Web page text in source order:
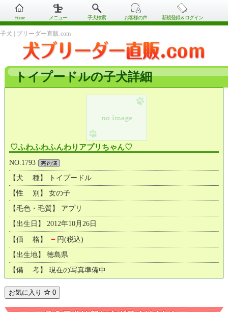
Home メニュー 子犬検索 お客様の声 新規登録＆ログイン
子犬 | ブリーダー直販.com
トイプードルの子犬詳細
♡ふわふわふんわりアプリちゃん♡
NO.1793
【犬 種】 トイプードル
【性 別】 女の子
【毛色・毛質】 アプリ
【出生日】 2012年10月26日
【価 格】 － 円(税込)
【出生地】 徳島県
【備 考】 現在の写真準備中
お気に入り 0